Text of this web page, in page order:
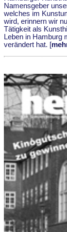
Namensgeber
welches im
wird, erinnern wir
Tätigkeit als
Leben in Hamburg
verändert hat. [